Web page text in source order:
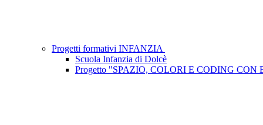
Progetti formativi INFANZIA
Scuola Infanzia di Dolcè
Progetto "SPAZIO, COLORI E CODING CON